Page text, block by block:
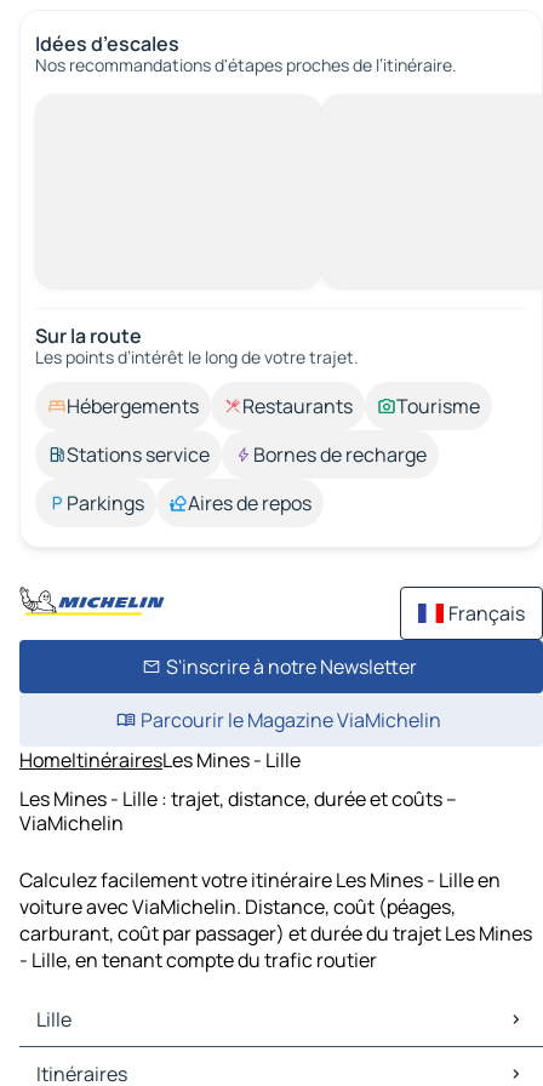
Idées d’escales
Nos recommandations d'étapes proches de l’itinéraire.
Sur la route
Les points d’intérêt le long de votre trajet.
Hébergements Restaurants
Tourisme
Stations service
Bornes de recharge
Parkings
Aires de repos
Français
S'inscrire à notre Newsletter
Parcourir le Magazine ViaMichelin
HomeItinérairesLes Mines - Lille
Les Mines - Lille : trajet, distance, durée et coûts –
ViaMichelin
Calculez facilement votre itinéraire Les Mines - Lille en
voiture avec ViaMichelin. Distance, coût (péages,
carburant, coût par passager) et durée du trajet Les Mines
- Lille, en tenant compte du trafic routier
Lille
Lille Cartes et plans
Itinéraires